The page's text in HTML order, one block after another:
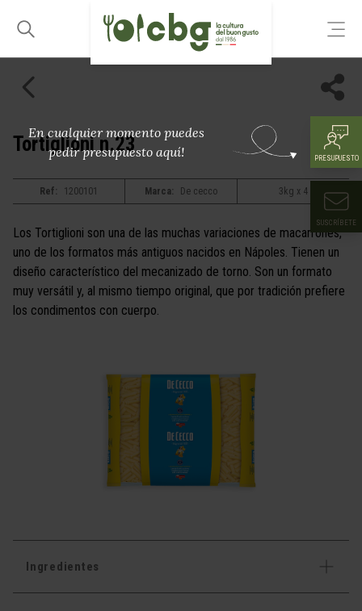
En cualquier momento puedes
pedir presupuesto aquí!
PRESUPUESTO
SUSCRÍBETE
Tortiglioni n.23
Ref: 1200101 Marca: De cecco 3kg x 4
Los Tortiglioni son una de las muchas variaciones de macarrones,
uno de los formatos más antiguos nacidos en Nápoles. Tienen un
diseño característico del mecanizado de torno. Son un formato
muy versátil y, al mismo tiempo original, que por tradición prefiere
los condimentos con cuerpo.
Ingredientes